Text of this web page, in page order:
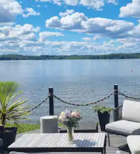
4,75 na 5, liczba recenzji: 24